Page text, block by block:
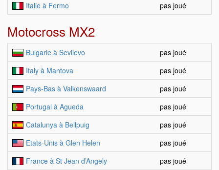
Italie à Fermo
pas joué
Motocross MX2
Bulgarie à Sevlievo
pas joué
Italy à Mantova
pas joué
Pays-Bas à Valkenswaard
pas joué
Portugal à Agueda
pas joué
Catalunya à Bellpuig
pas joué
Etats-Unis à Glen Helen
pas joué
France à St Jean d’Angely
pas joué